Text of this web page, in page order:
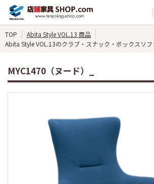
TOP
Abita Style VOL.13 商品
Abita Style VOL.13のクラブ・スナック・ボックスソ
MYC1470（ヌード）_